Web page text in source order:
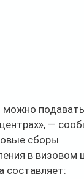
—
сборы
в
составляет: